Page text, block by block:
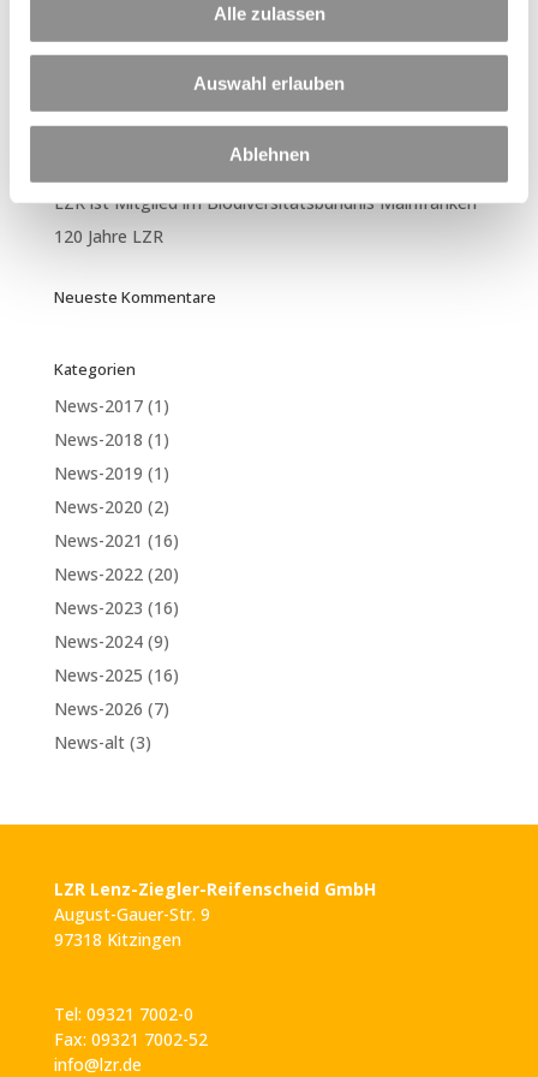
Alle zulassen
Auswahl erlauben
Ablehnen
Neueste Beiträge
Per Klick geht´s hier zu unseren Terminen in 2026
🏊🚴🏃 Triathlon am Hörblacher Baggersee – Sport,
Betonieren bei heißen Temperaturen
LZR ist Mitglied im Biodiversitätsbündnis Mainfranken
120 Jahre LZR
Neueste Kommentare
Kategorien
News-2017(1)
News-2018 (1)
News-2019 (1)
News-2020 (2)
News-2021 (16)
News-2022(20)
News-2023 (16)
News-2024(9)
News-2025 (16)
News-2026 (7)
News-alt(3)
LZR Lenz-Ziegler-Reifenscheid GmbH
August-Gauer-Str. 9
97318 Kitzingen
Tel: 09321 7002-0
Fax: 09321 7002-52
info@lzr.de